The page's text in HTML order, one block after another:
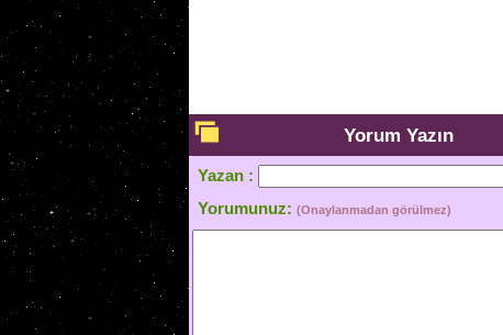
Yorum Yazın
Yazan :
Yorumunuz: (Onaylanmadan görülmez)